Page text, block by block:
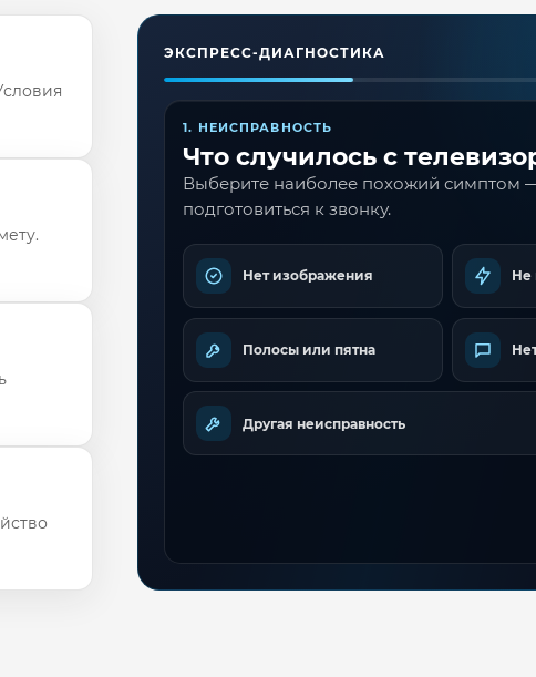
ЭКСПРЕСС-ДИАГНОСТИКА
1. НЕИСПРАВНОСТЬ
Что случилось с
Выберите наиболее похожий симптом
подготовиться к звонку.
Нет изображения Не
Полосы или пятна
Другая неисправность